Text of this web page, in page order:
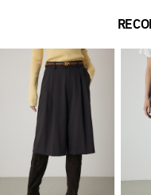
※着用、お取り扱いの際